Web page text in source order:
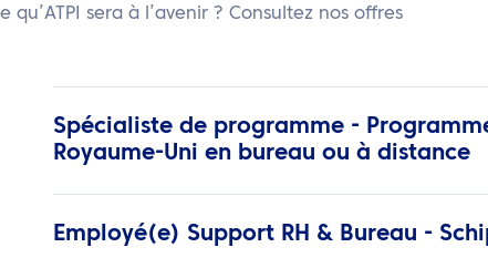
sera à l’avenir ? Consultez nos offres
Spécialiste de programme -
Royaume-Uni en bureau ou à distance
Employé(e) Support RH & Bureau -